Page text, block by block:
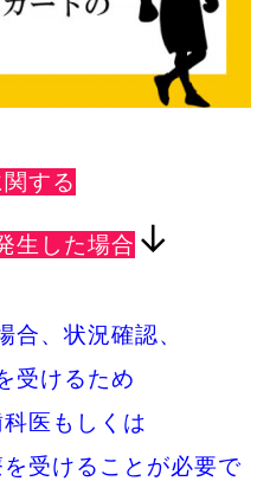
する
生した場合 ↓
合、状況確認、
受けるため
医もしくは
受けることが必要で